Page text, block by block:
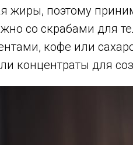
жиры, поэтому
со скрабами для
кофе или
концентраты для